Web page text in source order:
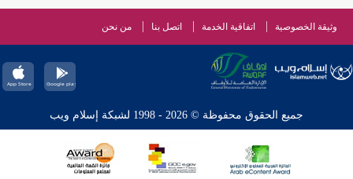
وثيقة الخصوصية اتفاقية الخدمة اتصل بنا من نحن
جميع الحقوق محفوظة © 2026 - 1998 لشبكة إسلام ويب